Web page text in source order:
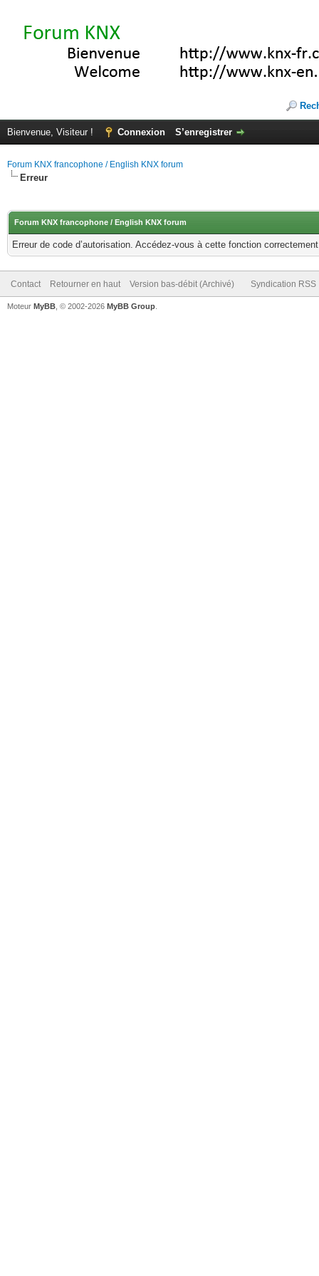
Bienvenue, Visiteur ! Connexion S’enregistrer
Forum KNX francophone / English KNX forum
Erreur
Forum KNX francophone / English KNX forum
Erreur de code d’autorisation. Accédez-vous à cette fonction
Contact Retourner en haut Version bas-débit (Archivé) Syndication RSS
Moteur MyBB , © 2002-2026 MyBB Group